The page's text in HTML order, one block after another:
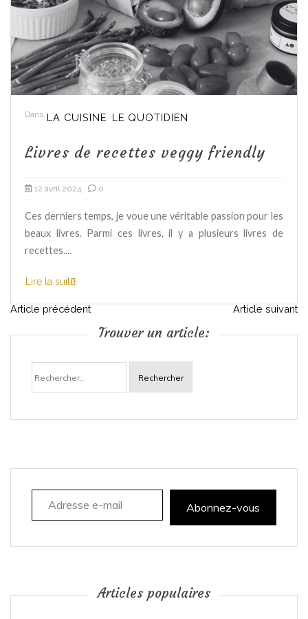
Dans LA CUISINE LE QUOTIDIEN
Livres de recettes veggy friendly
12 avril 2024 0
Ces derniers temps, je voue une véritable passion pour les
beaux livres. Parmi ces livres, il y a plusieurs livres de
recettes....
Lire la suite
N
i
a
n
Article précédent Article suivant
Trouver un article:
Rechercher :
Adresse e-mail
Abonnez-vous
Articles populaires